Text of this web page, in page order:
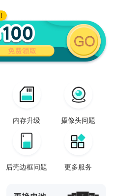
内存升级 摄像头问题
后壳边框问题 更多服务